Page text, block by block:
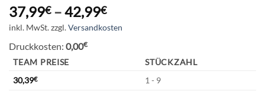
37,99€–42,99€
inkl. MwSt.zzgl.Versandkosten
Druckkosten: 0,00€
TEAM PREISE
STÜCKZAHL
30,39€
1 - 9